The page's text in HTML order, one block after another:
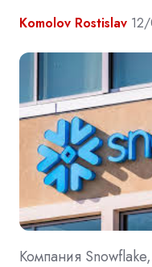
Komolov Rostislav
Компания